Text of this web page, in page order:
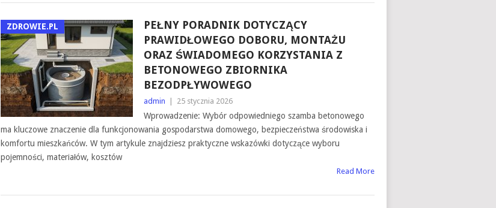
ZDROWIE.PL
PEŁNY PORADNIK DOTYCZĄCY
PRAWIDŁOWEGO DOBORU, MONTAŻU
ORAZ ŚWIADOMEGO KORZYSTANIA Z
BETONOWEGO ZBIORNIKA
BEZODPŁYWOWEGO
admin 25 stycznia 2026
Wprowadzenie: Wybór odpowiedniego szamba betonowego
ma kluczowe znaczenie dla funkcjonowania gospodarstwa domowego, bezpieczeństwa środowiska i
komfortu mieszkańców. W tym artykule znajdziesz praktyczne wskazówki dotyczące wyboru
pojemności, materiałów, kosztów
Read More